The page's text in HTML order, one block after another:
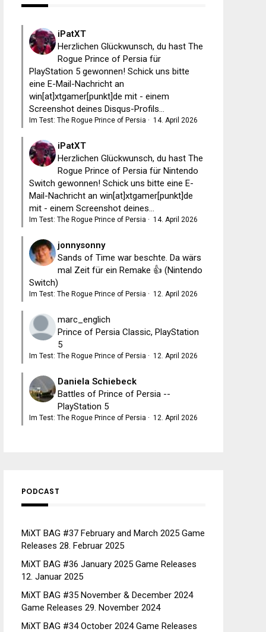
iPatXT
Herzlichen Glückwunsch, du hast The
Rogue Prince of Persia für
PlayStation 5 gewonnen! Schick uns bitte
eine E-Mail-Nachricht an
win[at]xtgamer[punkt]de mit - einem
Screenshot deines Disqus-Profils...
Im Test: The Rogue Prince of Persia · 14. April 2026
iPatXT
Herzlichen Glückwunsch, du hast The
Rogue Prince of Persia für Nintendo
Switch gewonnen! Schick uns bitte eine E-
Mail-Nachricht an win[at]xtgamer[punkt]de
mit - einem Screenshot deines...
Im Test: The Rogue Prince of Persia · 14. April 2026
jonnysonny
Sands of Time war beschte. Da wärs
mal Zeit für ein Remake 👍 (Nintendo
Switch)
Im Test: The Rogue Prince of Persia · 12. April 2026
marc_englich
Prince of Persia Classic, PlayStation
5
Im Test: The Rogue Prince of Persia · 12. April 2026
Daniela Schiebeck
Battles of Prince of Persia --
PlayStation 5
Im Test: The Rogue Prince of Persia · 12. April 2026
PODCAST
MiXT BAG #37 February and March 2025 Game
Releases 28. Februar 2025
MiXT BAG #36 January 2025 Game Releases
12. Januar 2025
MiXT BAG #35 November & December 2024
Game Releases 29. November 2024
MiXT BAG #34 October 2024 Game Releases